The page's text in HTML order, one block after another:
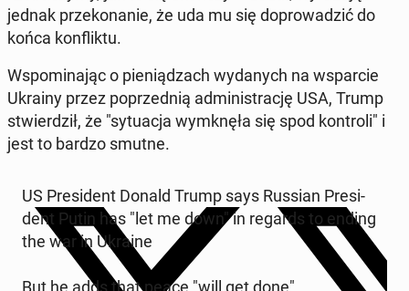
jednak prze­ko­na­nie, że uda mu się do­pro­wa­dzić do
końca kon­flik­tu.
Wspo­mi­na­jąc o pie­nią­dzach wy­da­nych na wspar­cie
Ukrainy przez po­przed­nią ad­mi­ni­stra­cję USA, Trump
stwier­dził, że "sy­tu­acja wy­mknę­ła się spod kon­tro­li" i
jest to bardzo smutne.
US Pre­si­dent Donald Trump says Russian Pre­si­
dent Putin has "let me down" in regards to ending
the war in Ukraine